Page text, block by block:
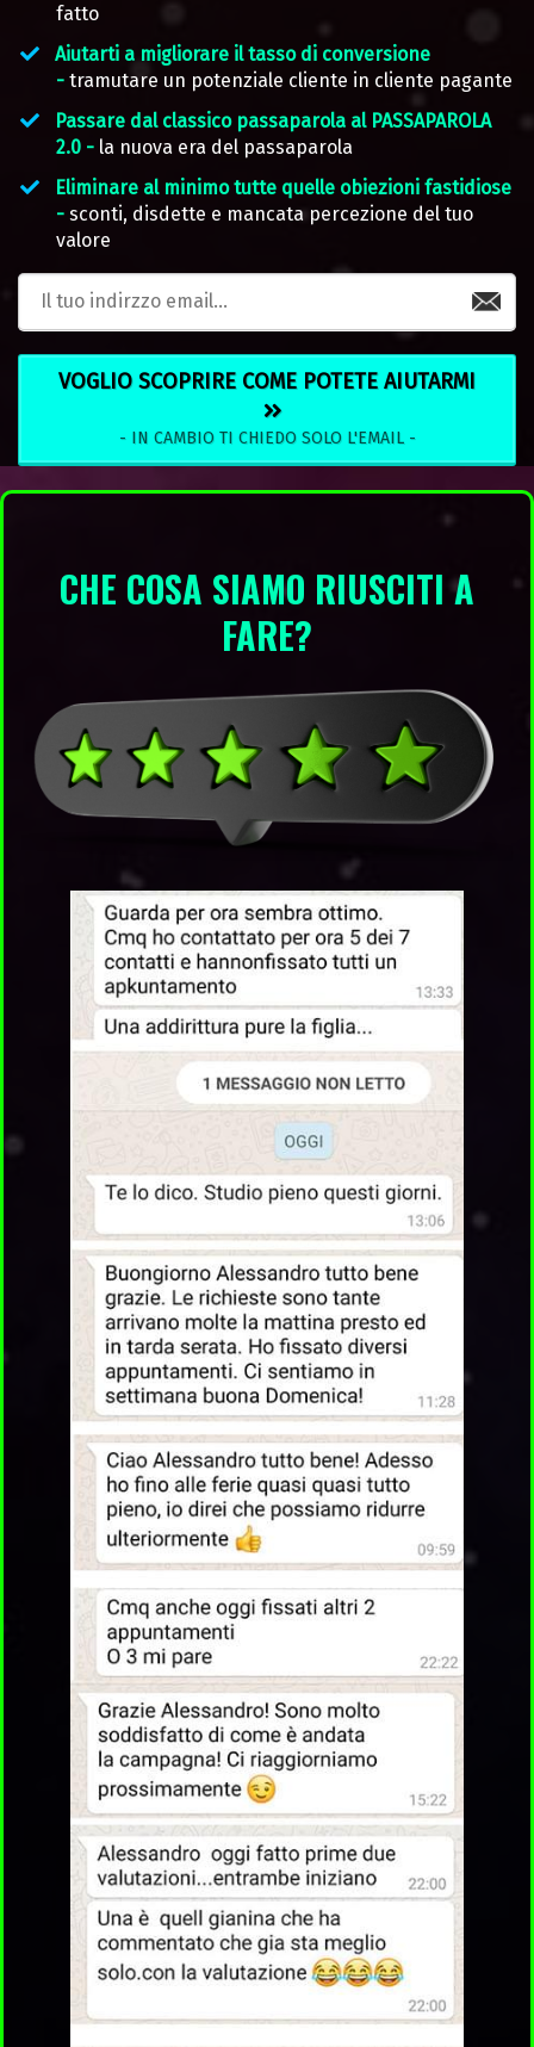
fatto
Aiutarti a migliorare il tasso di conversione
- tramutare un potenziale cliente in cliente pagante
Passare dal classico passaparola al PASSAPAROLA
2.0 - la nuova era del passaparola
​Eliminare al minimo tutte quelle obiezioni fastidiose
- sconti, disdette e mancata percezione del tuo
valore
VOGLIO SCOPRIRE COME POTETE AIUTARMI
- IN CAMBIO TI CHIEDO SOLO L'EMAIL -
CHE COSA SIAMO RIUSCITI A
FARE?